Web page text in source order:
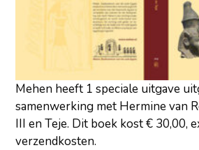
Mehen heeft 1 speciale uitgave
samenwerking met Hermine van
III en Teje. Dit boek kost € 30,00,
verzendkosten.